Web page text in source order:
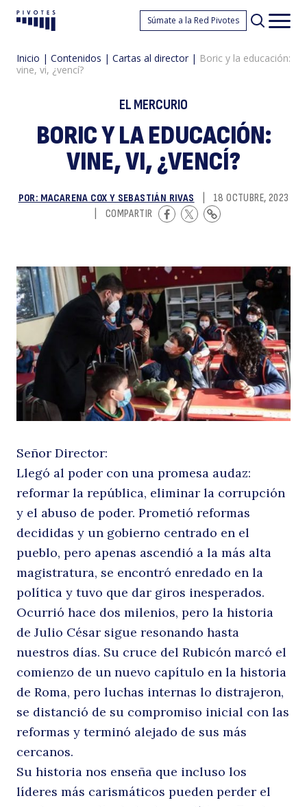
y
la
Pivotes Súmate a la Red Pivotes
Inicio | Contenidos | Cartas al director | Boric y la educación:
vine, vi, ¿vencí?
EL MERCURIO
BORIC Y LA EDUCACIÓN:
VINE, VI, ¿VENCÍ?
POR: MACARENA COX Y SEBASTIÁN RIVAS
18 OCTUBRE, 2023
COMPARTIR
Señor Director:
Llegó al poder con una promesa audaz:
reformar la república, eliminar la corrupción
y el abuso de poder. Prometió reformas
decididas y un gobierno centrado en el
pueblo, pero apenas ascendió a la más alta
magistratura, se encontró enredado en la
política y tuvo que dar giros inesperados.
Ocurrió hace dos milenios, pero la historia
de Julio César sigue resonando hasta
nuestros días. Su cruce del Rubicón marcó el
comienzo de un nuevo capítulo en la historia
de Roma, pero luchas internas lo distrajeron,
se distanció de su compromiso inicial con las
reformas y terminó alejado de sus más
cercanos.
Su historia nos enseña que incluso los
líderes más carismáticos pueden perder el